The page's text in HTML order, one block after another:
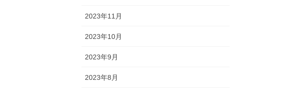
2023年11月
2023年10月
2023年9月
2023年8月